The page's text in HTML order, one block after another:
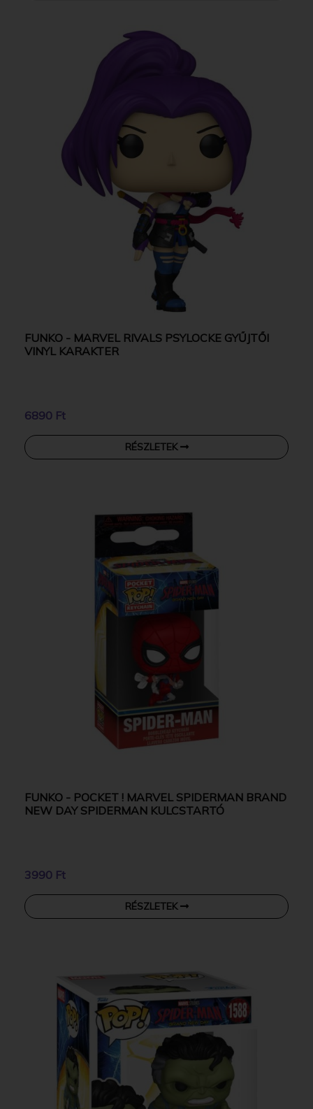
FUNKO - MARVEL RIVALS PSYLOCKE GYŰJTŐI
VINYL KARAKTER
6890 Ft
RÉSZLETEK
FUNKO - POCKET ! MARVEL SPIDERMAN BRAND
NEW DAY SPIDERMAN KULCSTARTÓ
3990 Ft
RÉSZLETEK